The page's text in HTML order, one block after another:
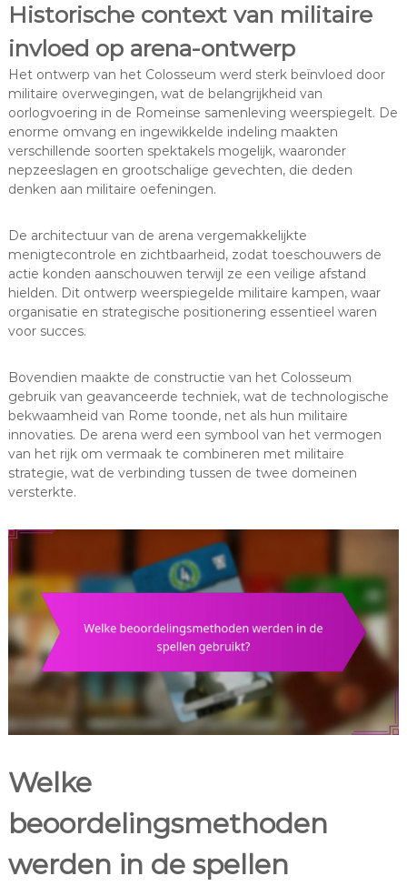
Historische context van militaire
invloed op arena-ontwerp
Het ontwerp van het Colosseum werd sterk beïnvloed door
militaire overwegingen, wat de belangrijkheid van
oorlogvoering in de Romeinse samenleving weerspiegelt. De
enorme omvang en ingewikkelde indeling maakten
verschillende soorten spektakels mogelijk, waaronder
nepzeeslagen en grootschalige gevechten, die deden
denken aan militaire oefeningen.
De architectuur van de arena vergemakkelijkte
menigtecontrole en zichtbaarheid, zodat toeschouwers de
actie konden aanschouwen terwijl ze een veilige afstand
hielden. Dit ontwerp weerspiegelde militaire kampen, waar
organisatie en strategische positionering essentieel waren
voor succes.
Bovendien maakte de constructie van het Colosseum
gebruik van geavanceerde techniek, wat de technologische
bekwaamheid van Rome toonde, net als hun militaire
innovaties. De arena werd een symbool van het vermogen
van het rijk om vermaak te combineren met militaire
strategie, wat de verbinding tussen de twee domeinen
versterkte.
Welke
beoordelingsmethoden
werden in de spellen